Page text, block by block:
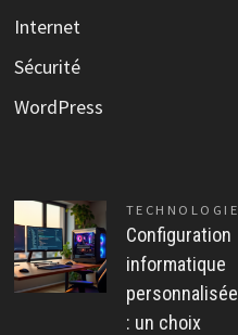
Internet
Sécurité
WordPress
TECHNOLOGIE
Configuration
informatique
personnalisée
: un choix